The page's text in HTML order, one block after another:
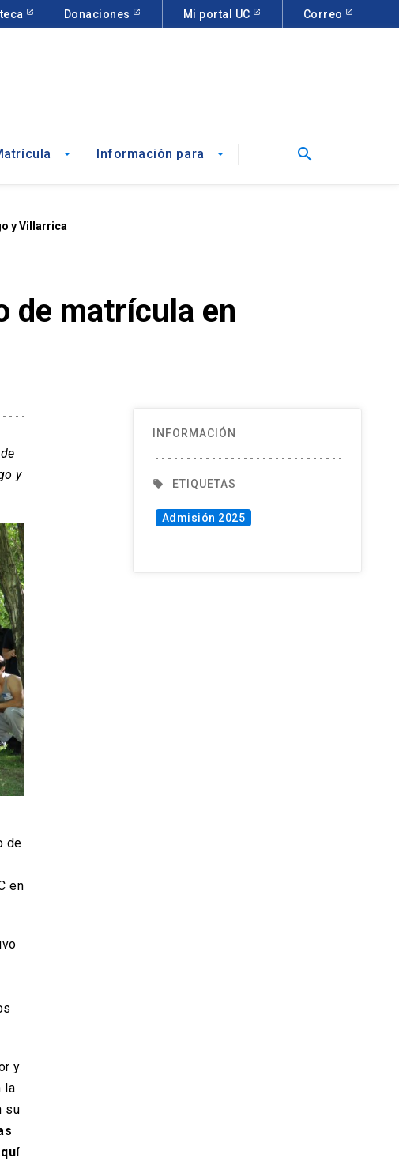
Donaciones Mi portal UC Correo
arrow_drop_down Información para arrow_drop_down search
y Villarrica
de matrícula en
y
de
en
y
la
su
INFORMACIÓN
local_offer ETIQUETAS
Admisión 2025